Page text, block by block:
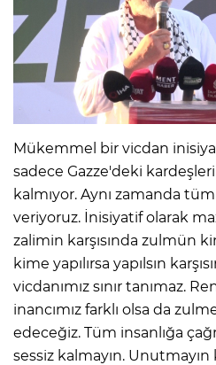
Mükemmel bir vicdan
sadece Gazze'deki
kalmıyor. Aynı zamanda
veriyoruz. İnisiyatif olarak
zalimin karşısında zulmün
kime yapılırsa yapılsın
vicdanımız sınır tanımaz.
inancımız farklı olsa da
edeceğiz. Tüm insanlığa
sessiz kalmayın.